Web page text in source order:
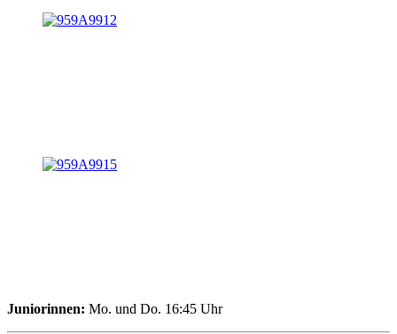
Juniorinnen: Mo. und Do. 16:45 Uhr